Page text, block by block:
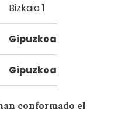
Bizkaia 1
Gipuzkoa
Gipuzkoa 2
conformado el